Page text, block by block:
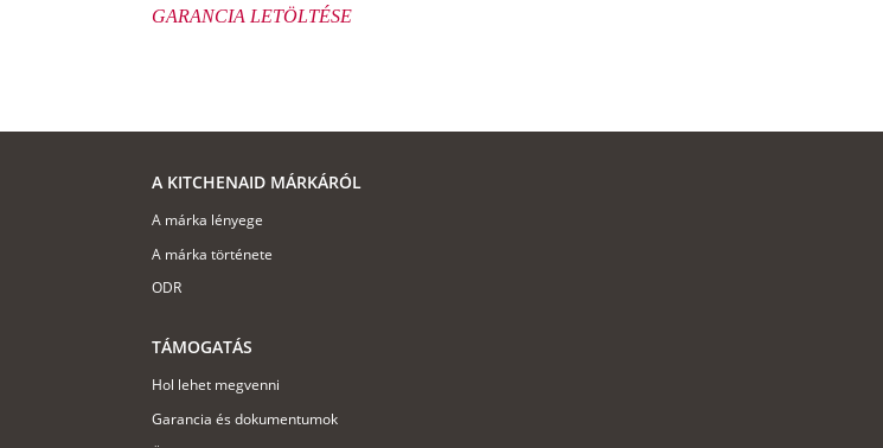
GARANCIA LETÖLTÉSE
A KITCHENAID MÁRKÁRÓL
A márka lényege
A márka története
ODR
TÁMOGATÁS
Hol lehet megvenni
Garancia és dokumentumok